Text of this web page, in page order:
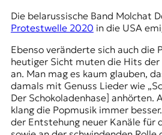
Die belarussische Band Molchat
Protestwelle 2020 in die USA
Ebenso veränderte sich auch die
heutiger Sicht muten die Hits
an. Man mag es kaum glauben,
damals mit Genuss Lieder wie
Der Schokoladenhase] anhörten.
klang die Popmusik immer
der Entstehung neuer Kanäle für